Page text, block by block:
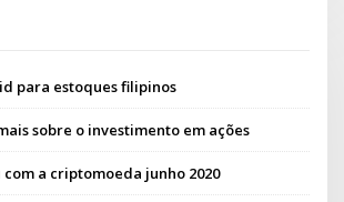
para estoques filipinos
sobre o investimento em ações
a criptomoeda junho 2020